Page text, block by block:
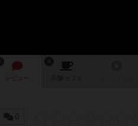
レビュー 店舗/ カフェ
0